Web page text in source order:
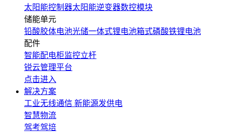
太阳能控制器太阳能逆变器数控模块
储能单元
铅酸胶体电池光储一体式锂电池箱式磷酸铁锂电池
配件
智能配电柜监控立杆
锐云管理平台
点击进入
解决方案
工业无线通信 新能源发供电
智慧物流
驾考驾培